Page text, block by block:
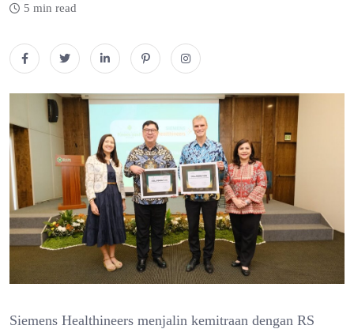
5 min read
Siemens Healthineers menjalin kemitraan dengan RS